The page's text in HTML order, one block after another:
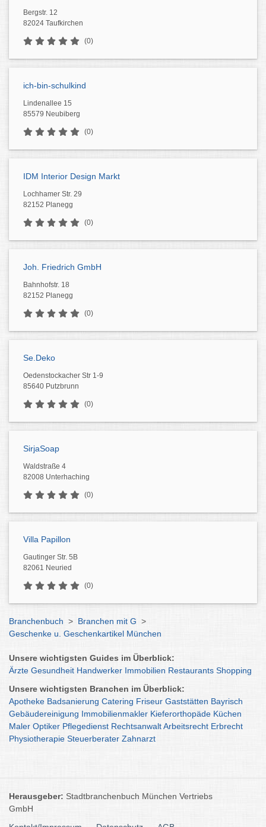
Bergstr. 12
82024 Taufkirchen
(0)
ich-bin-schulkind
Lindenallee 15
85579 Neubiberg
(0)
IDM Interior Design Markt
Lochhamer Str. 29
82152 Planegg
(0)
Joh. Friedrich GmbH
Bahnhofstr. 18
82152 Planegg
(0)
Se.Deko
Oedenstockacher Str 1-9
85640 Putzbrunn
(0)
SirjaSoap
Waldstraße 4
82008 Unterhaching
(0)
Villa Papillon
Gautinger Str. 5B
82061 Neuried
(0)
Branchenbuch > Branchen mit G >
Geschenke u. Geschenkartikel München
Unsere wichtigsten Guides im Überblick:
Ärzte Gesundheit Handwerker Immobilien Restaurants Shopping
Unsere wichtigsten Branchen im Überblick:
Apotheke Badsanierung Catering Friseur Gaststätten Bayrisch
Gebäudereinigung Immobilienmakler Kieferorthopäde Küchen
Maler Optiker Pflegedienst RechtsanwaltArbeitsrecht Erbrecht
Physiotherapie Steuerberater Zahnarzt
Herausgeber: Stadtbranchenbuch München Vertriebs
GmbH